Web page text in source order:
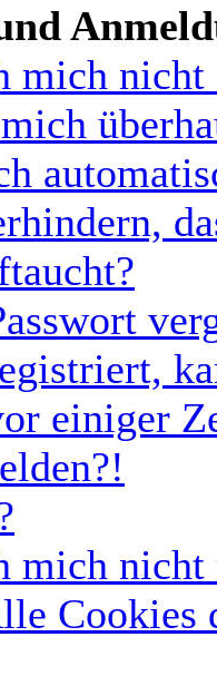
mich nicht
einiger
mich nicht
Cookies